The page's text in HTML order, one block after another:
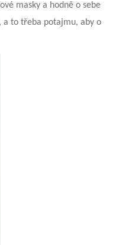
masky a hodně o sebe
a to třeba potajmu, aby o